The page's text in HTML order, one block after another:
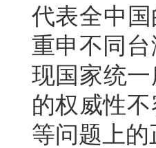
代表全中
重申不同
现国家统
的权威性
等问题上的